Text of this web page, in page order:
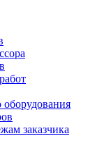
заказчика